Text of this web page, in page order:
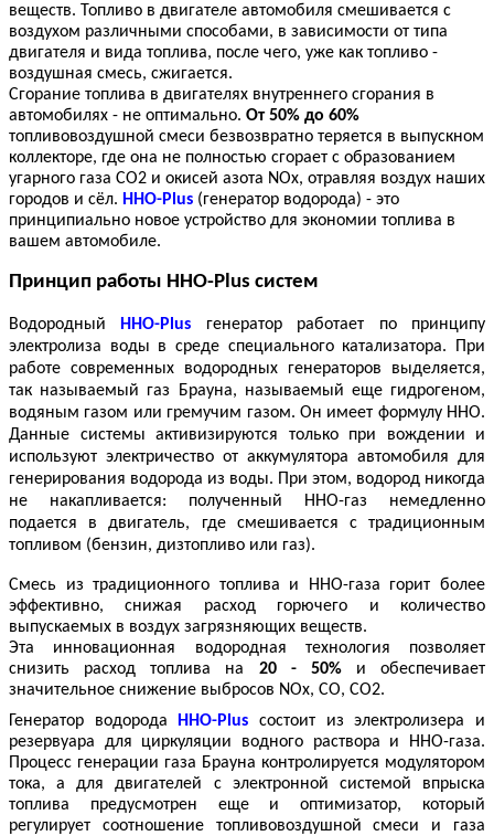
веществ. Топливо в двигателе автомобиля смешивается с
воздухом различными способами, в зависимости от типа
двигателя и вида топлива, после чего, уже как топливо -
воздушная смесь, сжигается.
Сгорание топлива в двигателях внутреннего сгорания в
автомобилях - не оптимально. От 50% до 60%
топливовоздушной смеси безвозвратно теряется в выпускном
коллекторе, где она не полностью сгорает с образованием
угарного газа CO2 и окисей азота NOx, отравляя воздух наших
городов и сёл. HHO-P lus (генератор водорода) - это
принципиально новое устройство для экономии топлива в
вашем автомобиле.
Принцип работы HHO-Plus систем
Водородный HHO-Plus генератор работает по принципу
электролиза воды в среде специального катализатора. При
работе современных водородных генераторов выделяется,
так называемый газ Брауна, называемый еще гидрогеном,
водяным газом или гремучим газом. Он имеет формулу ННО.
Данные системы активизируются только при вождении и
используют электричество от аккумулятора автомобиля для
генерирования водорода из воды. При этом, водород никогда
не накапливается: полученный HHO-газ немедленно
подается в двигатель, где смешивается с традиционным
топливом (бензин, дизтопливо или газ).
Смесь из традиционного топлива и HHO-газа горит более
эффективно, снижая расход горючего и количество
выпускаемых в воздух загрязняющих веществ.
Эта инновационная водородная технология позволяет
снизить расход топлива на 20 - 50%и обеспечивает
значительное снижение выбросов NOx, CO, CO2.
Генератор водорода
HHO-Plus состоит из электролизера и
резервуара для циркуляции водного раствора и ННО-газа.
Процесс генерации газа Брауна контролируется модулятором
тока, а для двигателей с электронной системой впрыска
топлива предусмотрен еще и оптимизатор, который
регулирует соотношение топливовоздушной смеси и газа